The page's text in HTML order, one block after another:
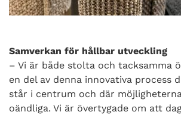
Samverkan för hållbar utveckling
– Vi är både stolta och tacksamma
en del av denna innovativa process
står i centrum och där
oändliga. Vi är övertygade om att